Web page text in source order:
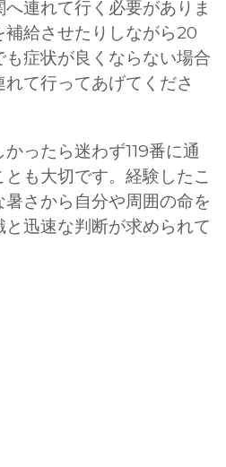
連れて行く必要がありま
給させたりしながら20
症状が良くならない場合
て行ってあげてくださ
かったら迷わず119番に通
も大切です。経験したこ
さから自分や周囲の命を
迅速な判断が求められて